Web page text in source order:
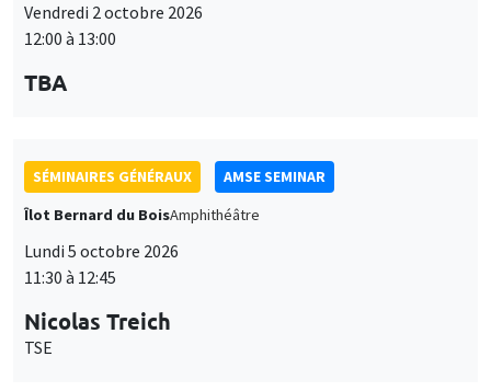
12:00 à 13:00
TBA
SÉMINAIRES GÉNÉRAUX
AMSE SEMINAR
Îlot Bernard du Bois
Amphithéâtre
Lundi 5 octobre 2026
11:30 à 12:45
Nicolas Treich
TSE